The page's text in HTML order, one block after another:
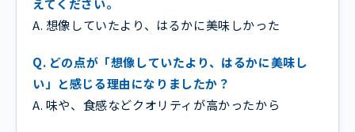
えてください。
A. 想像していたより、はるかに美味しかった
Q. どの点が「想像していたより、はるかに美味し
い」と感じる理由になりましたか？
A. 味や、食感などクオリティが高かったから